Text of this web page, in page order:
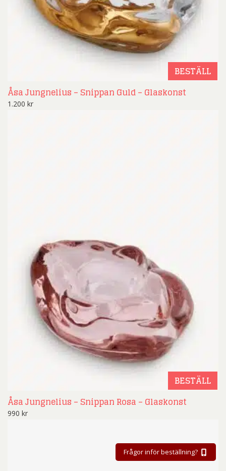
BESTÄLL
Åsa Jungnelius – Snippan Guld – Glaskonst
1.200 kr
BESTÄLL
Åsa Jungnelius – Snippan Rosa – Glaskonst
990 kr
Frågor inför beställning?